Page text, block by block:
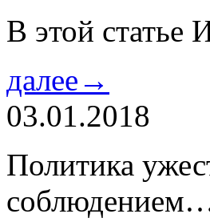
В этой
далее→
03.01.2018
Политика